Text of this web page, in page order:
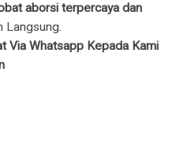
aborsi terpercaya dan
Langsung.
Via Whatsapp Kepada Kami